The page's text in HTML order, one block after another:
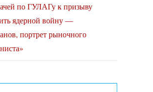
по ГУЛАГу к призыву
ядерной войну —
портрет рыночного